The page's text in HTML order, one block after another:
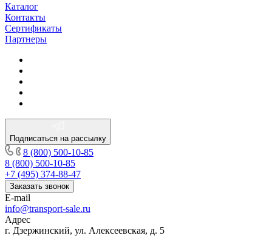
Каталог
Контакты
Сертификаты
Партнеры
Подписаться на рассылку
8 (800) 500-10-85
8 (800) 500-10-85
+7 (495) 374-88-47
Заказать звонок
E-mail
info@transport-sale.ru
Адрес
г. Дзержинский, ул. Алексеевская, д. 5